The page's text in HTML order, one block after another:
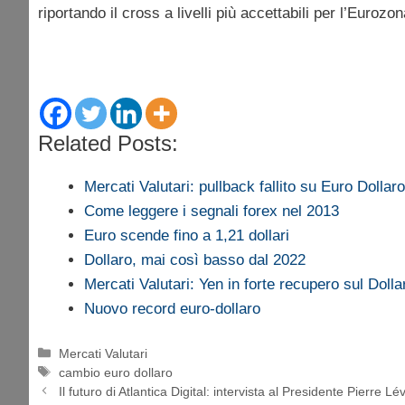
riportando il cross a livelli più accettabili per
Related Posts:
Mercati Valutari: pullback fallito su Euro Dollaro
Come leggere i segnali forex nel 2013
Euro scende fino a 1,21 dollari
Dollaro, mai così basso dal 2022
Mercati Valutari: Yen in forte recupero sul
Nuovo record euro-dollaro
Categorie
Mercati Valutari
Tag
cambio euro dollaro
Il futuro di Atlantica Digital: intervista al Presidente Pierre